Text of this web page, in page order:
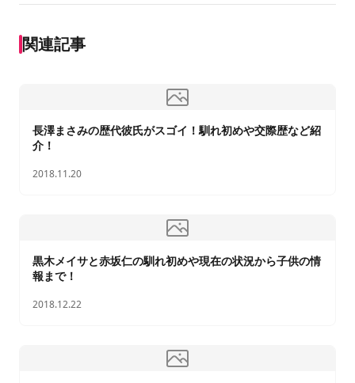
関連記事
長澤まさみの歴代彼氏がスゴイ！馴れ初めや交際歴など紹
介！
2018.11.20
黒木メイサと赤坂仁の馴れ初めや現在の状況から子供の情
報まで！
2018.12.22